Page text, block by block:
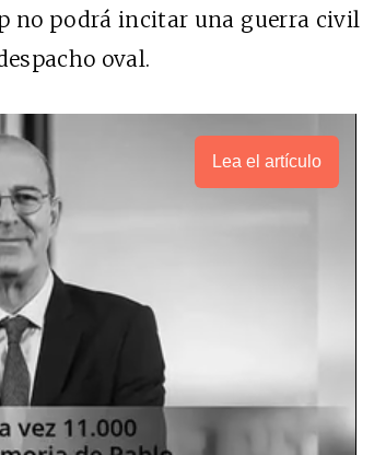
no podrá incitar una guerra civil
oval.
Lea el artículo